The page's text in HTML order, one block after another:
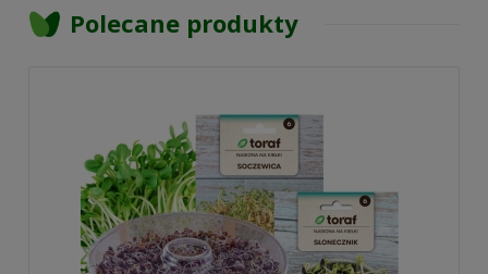
Polecane produkty